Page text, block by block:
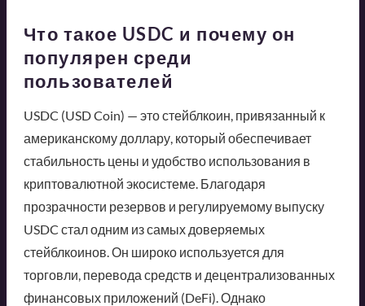
Что такое USDC и почему он
популярен среди
пользователей
USDC (USD Coin) — это стейблкоин, привязанный к
американскому доллару, который обеспечивает
стабильность цены и удобство использования в
криптовалютной экосистеме. Благодаря
прозрачности резервов и регулируемому выпуску
USDC стал одним из самых доверяемых
стейблкоинов. Он широко используется для
торговли, перевода средств и децентрализованных
финансовых приложений (DeFi). Однако